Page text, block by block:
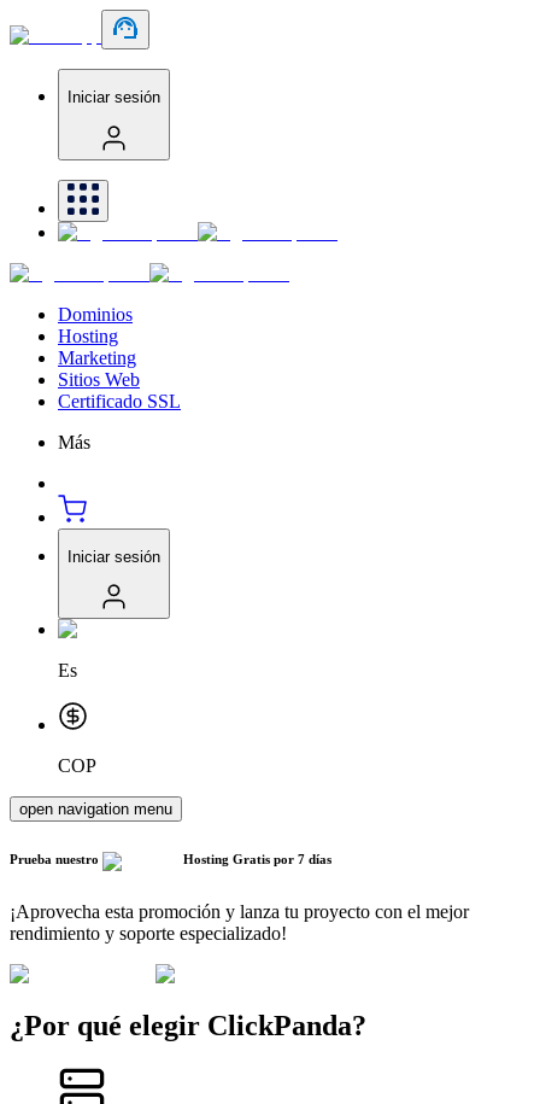
Iniciar sesión
Dominios
Hosting
Marketing
Sitios Web
Certificado SSL
Más
Iniciar sesión
Es
COP
open navigation menu
Prueba nuestro Hosting Gratis por 7 días
¡Aprovecha esta promoción y lanza tu proyecto con el mejor
rendimiento y soporte especializado!
¿Por qué elegir ClickPanda?